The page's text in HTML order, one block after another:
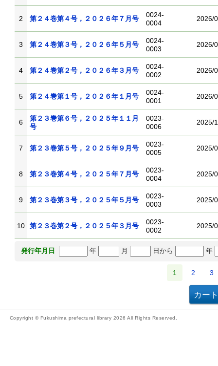
2 第２４巻第４号，２０２６年７月号
0024-
0004
2026/
3 第２４巻第３号，２０２６年５月号
0024-
0003
2026/
4 第２４巻第２号，２０２６年３月号
0024-
0002
2026/
5 第２４巻第１号，２０２６年１月号
0024-
0001
2026/
6
第２３巻第６号，２０２５年１１月
号
0023-
0006
2025/
7 第２３巻第５号，２０２５年９月号
0023-
0005
2025/
8 第２３巻第４号，２０２５年７月号
0023-
0004
2025/
9 第２３巻第３号，２０２５年５月号
0023-
0003
2025/
10 第２３巻第２号，２０２５年３月号
0023-
0002
2025/
発行年月日 年 月 日から 年
1 2 3
Copyright © Fukushima prefectural library 2026 All Rights Reserved.